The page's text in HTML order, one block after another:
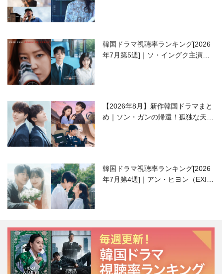
韓国ドラマ視聴率ランキング[2026
年7月第5週]｜ソ・イングク主演の
【2026年8月】新作韓国ドラマまと
め｜ソン・ガンの帰還！孤独な天才
韓国ドラマ視聴率ランキング[2026
年7月第4週]｜アン・ヒヨン（EXID